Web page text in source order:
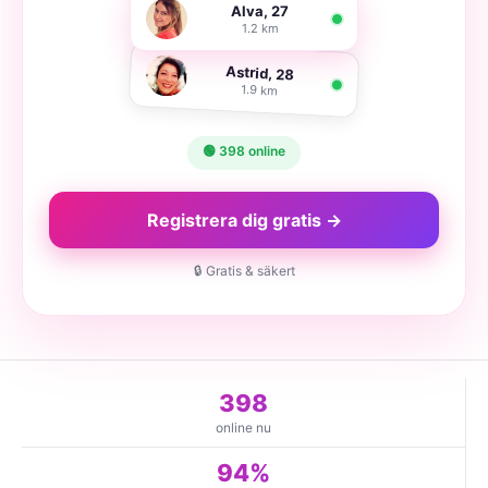
Alva, 27
1.2 km
Astrid, 28
1.9 km
🟢 398 online
Registrera dig gratis →
🔒 Gratis & säkert
398
online nu
94%